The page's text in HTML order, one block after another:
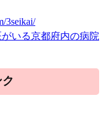
3seikai/
いる京都府内の病院